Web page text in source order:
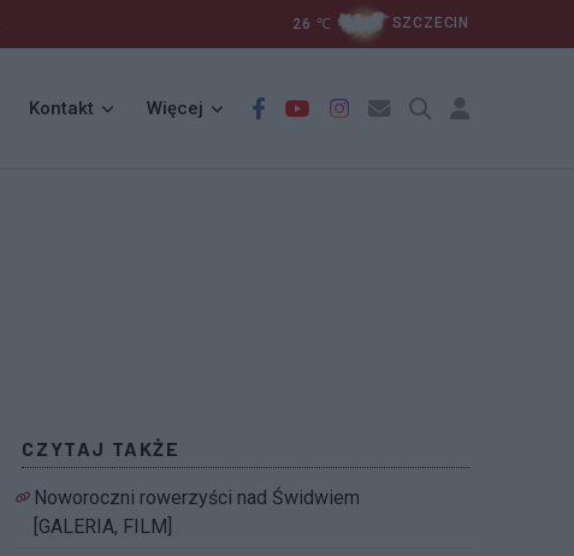
26 ℃ SZCZECIN
Kontakt Więcej
CZYTAJ TAKŻE
Noworoczni rowerzyści nad Świdwiem
[GALERIA, FILM]